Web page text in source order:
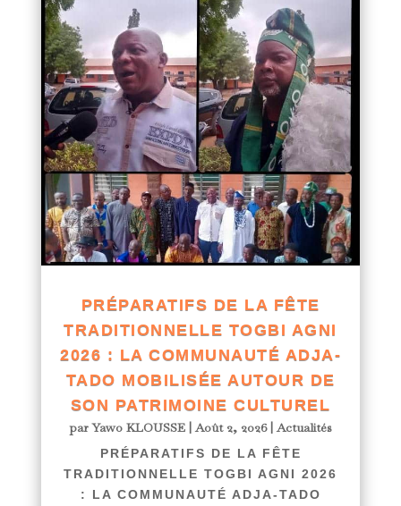
PRÉPARATIFS DE LA FÊTE
TRADITIONNELLE TOGBI AGNI
2026 : LA COMMUNAUTÉ ADJA-
TADO MOBILISÉE AUTOUR DE
SON PATRIMOINE CULTUREL
parYawo KLOUSSE|Août 2, 2026|Actualités
PRÉPARATIFS DE LA FÊTE
TRADITIONNELLE TOGBI AGNI 2026
: LA COMMUNAUTÉ ADJA-TADO